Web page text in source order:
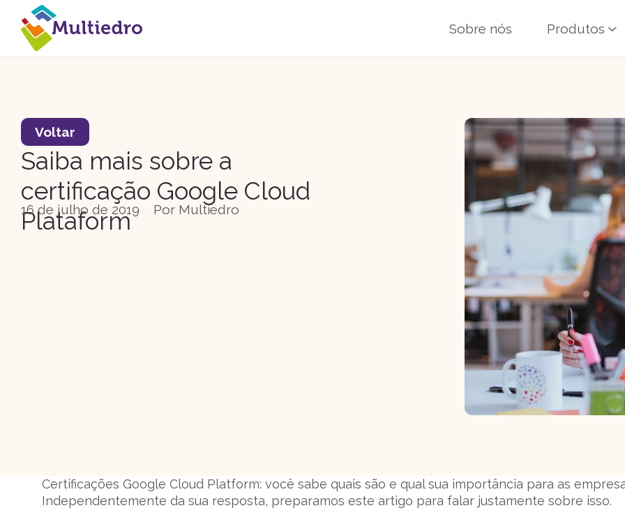
Sobre nós Produtos
Voltar
Saiba mais sobre a
certificação Google Cloud
Plataform
16 de julho de 2019 Por Multiedro
Certificações Google Cloud Platform: você sabe quais são e qual sua importância para as
Independentemente da sua resposta, preparamos este artigo para falar justamente sobre isso.